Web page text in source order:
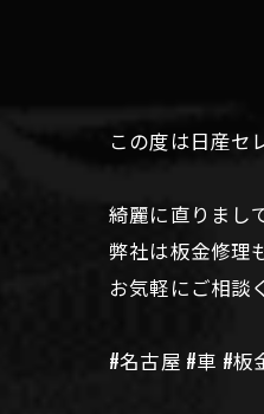
この度は日産セ
綺麗に直りま
弊社は板金修理
お気軽にご相談
#名古屋 #車 #板